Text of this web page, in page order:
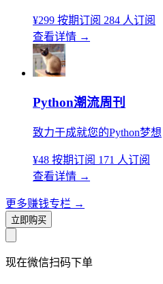
¥299 按期订阅 284 人订阅
查看详情 →
Python潮流周刊
致力于成就您的Python梦想
¥48 按期订阅 171 人订阅
查看详情 →
更多赚钱专栏 →
立即购买
现在微信扫码下单